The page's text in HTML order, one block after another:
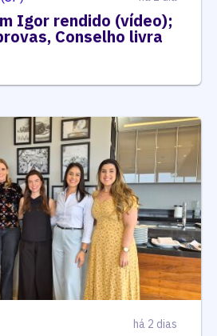
Igor rendido (vídeo);
Conselho livra
há 2 dias